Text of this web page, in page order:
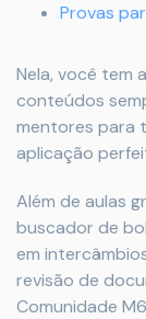
Provas
Nela, você tem
conteúdos
mentores para
aplicação
Além de aulas
buscador de
em
revisão de
Comunidade